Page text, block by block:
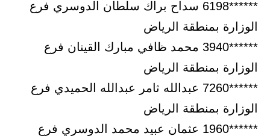
******6198 سداح براك سلطان الدوسري فرع
الوزارة بمنطقة الرياض
******3940 محمد ظافي مبارك القينان فرع
الوزارة بمنطقة الرياض
******7260 عبدالله ثامر عبدالله الحميدي فرع
الوزارة بمنطقة الرياض
******1960 عثمان عبيد محمد الدوسري فرع